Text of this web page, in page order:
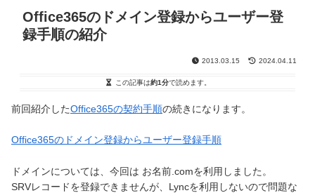
Office365のドメイン登録からユーザー登
録手順の紹介
2013.03.15 2024.04.11
この記事は約1分で読めます。
前回紹介したOffice365の契約手順の続きになります。
Office365のドメイン登録からユーザー登録手順
ドメインについては、今回は お名前.comを利用しました。
SRVレコードを登録できませんが、Lyncを利用しないので問題な